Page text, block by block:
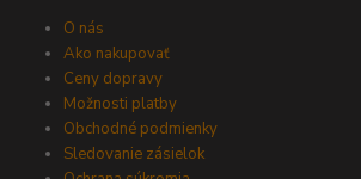
O nás
Ako nakupovať
Ceny dopravy
Možnosti platby
Obchodné podmienky
Sledovanie zásielok